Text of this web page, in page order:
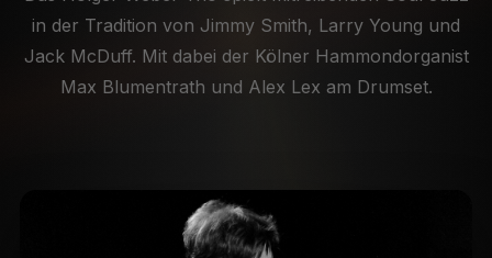
in der Tradition von Jimmy Smith, Larry Young und
Jack McDuff. Mit dabei der Kölner Hammondorganist
Max Blumentrath und Alex Lex am Drumset.